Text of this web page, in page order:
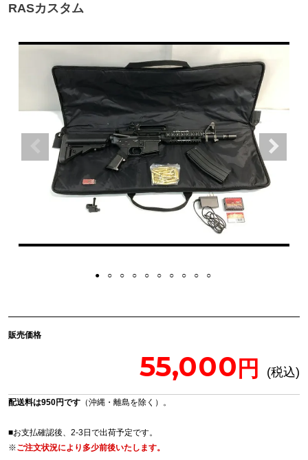
RASカスタム
販売価格
55,000
配送料は950円です （沖縄・離島を除く）。
■お支払確認後、2-3日で出荷予定です。
※ご注文状況により多少前後いたします。